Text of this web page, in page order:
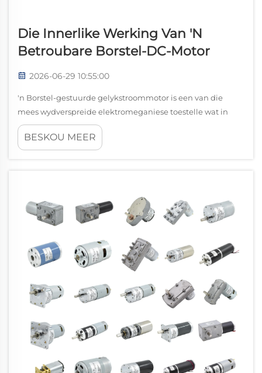
Die Innerlike Werking Van 'n
Betroubare Borstel-DC-Motor
2026-06-29 10:55:00
'n Borstel-gestuurde gelykstroommotor is een van die
mees wydverspreide elektromeganiese toestelle wat in
beide industriële en kommersiële toepassings gebruik
word. Sy volhouende gewildheid spring voort uit 'n
BESKOU MEER